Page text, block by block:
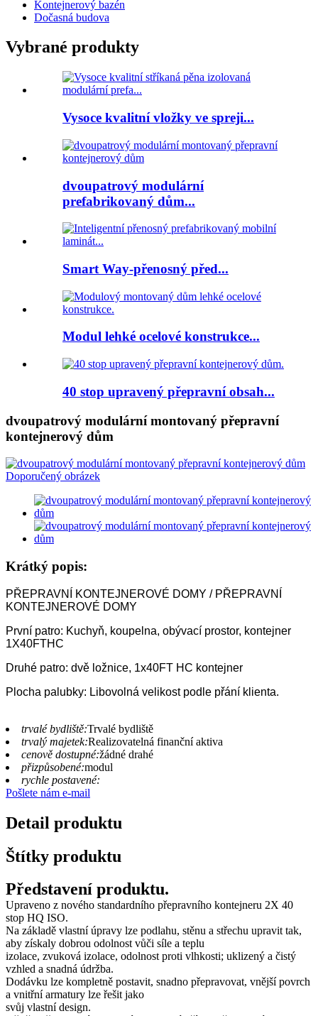
Kontejnerový bazén
Dočasná budova
Vybrané produkty
Vysoce kvalitní vložky ve spreji...
dvoupatrový modulární
prefabrikovaný dům...
Smart Way-přenosný před...
Modul lehké ocelové konstrukce...
40 stop upravený přepravní obsah...
dvoupatrový modulární montovaný přepravní
kontejnerový dům
Krátký popis:
PŘEPRAVNÍ KONTEJNEROVÉ DOMY / PŘEPRAVNÍ
KONTEJNEROVÉ DOMY
První patro: Kuchyň, koupelna, obývací prostor, kontejner
1X40FTHC
Druhé patro: dvě ložnice, 1x40FT HC kontejner
Plocha palubky: Libovolná velikost podle přání klienta.
trvalé bydliště:Trvalé bydliště
trvalý majetek:Realizovatelná finanční aktiva
cenově dostupné:žádné drahé
přizpůsobené:modul
rychle postavené:
Pošlete nám e-mail
Detail produktu
Štítky produktu
Představení produktu.
Upraveno z nového standardního přepravního kontejneru 2X 40
stop HQ ISO.
Na základě vlastní úpravy lze podlahu, stěnu a střechu upravit tak,
aby získaly dobrou odolnost vůči síle a teplu
izolace, zvuková izolace, odolnost proti vlhkosti; uklizený a čistý
vzhled a snadná údržba.
Dodávku lze kompletně postavit, snadno přepravovat, vnější povrch
a vnitřní armatury lze řešit jako
svůj vlastní design.